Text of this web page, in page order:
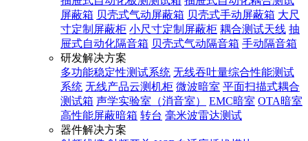
屏蔽箱 贝壳式气动屏蔽箱 贝壳式手动屏蔽箱 大尺
寸定制屏蔽柜 小尺寸定制屏蔽柜 耦合测试天线 抽
屉式自动化隔音箱 贝壳式气动隔音箱 手动隔音箱
研发解决方案
多功能稳定性测试系统 无线吞吐量综合性能测试
系统 无线产品云测机柜 微波暗室 平面扫描式耦合
测试箱 声学实验室（消音室） EMC暗室 OTA暗室
高性能屏蔽暗箱 转台 毫米波雷达测试
器件解决方案